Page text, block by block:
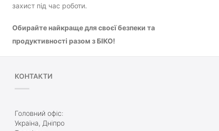
захист під час роботи.
Обирайте найкраще для своєї безпеки та
продуктивності разом з БІКО!
КОНТАКТИ
Головний офіс:
Україна, Дніпро